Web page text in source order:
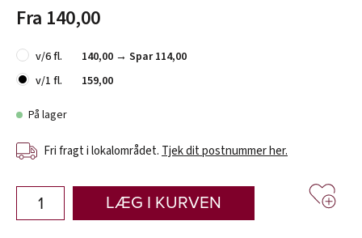
Fra 140,00
v/6 fl. 140,00 → Spar 114,00
v/1 fl.
159,00
På lager
Fri fragt i lokalområdet. Tjek dit postnummer her.
LÆG I KURVEN